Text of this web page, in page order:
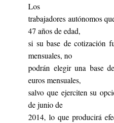
Los
trabajadores autónomos
47 años de edad,
si su base de cotización
mensuales, no
podrán elegir una base
euros mensuales,
salvo que ejerciten su
de junio de
2014, lo que producirá